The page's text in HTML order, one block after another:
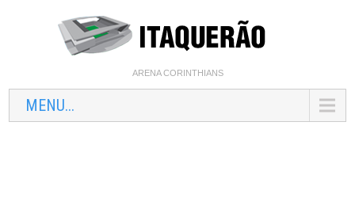
ARENA CORINTHIANS
MENU...